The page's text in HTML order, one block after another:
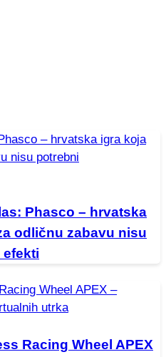
Phasco – hrvatska
odličnu zabavu nisu
Racing Wheel APEX